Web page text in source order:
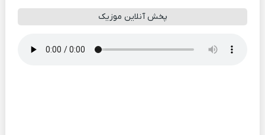
پخش آنلاین موزیک